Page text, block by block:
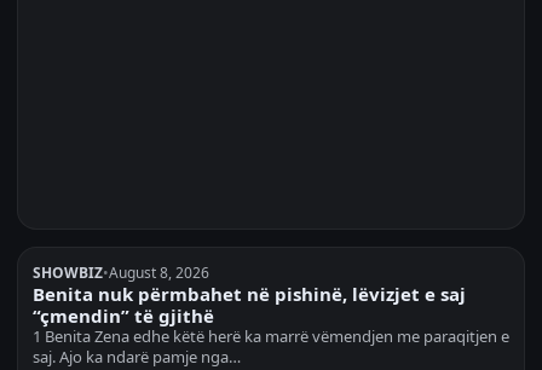
SHOWBIZ•August 8, 2026
Benita nuk përmbahet në pishinë, lëvizjet e saj
“çmendin” të gjithë
1 Benita Zena edhe këtë herë ka marrë vëmendjen me paraqitjen e
saj. Ajo ka ndarë pamje nga…